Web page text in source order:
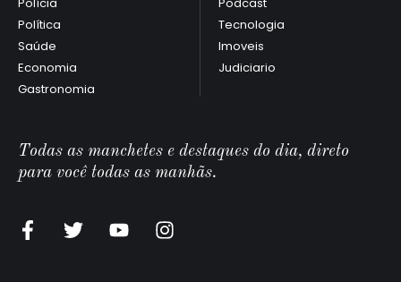
Política
Saúde
Economia
Gastronomia
Tecnologia
Imoveis
Judiciario
Todas as manchetes e destaques do dia, direto
para você todas as manhãs.